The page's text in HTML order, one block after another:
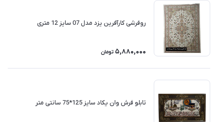
روفرشی کارآفرین یزد مدل 07 سایز 12 متری
5,880,000 تومان
تابلو فرش وان یکاد سایز 125*75 سانتی متر